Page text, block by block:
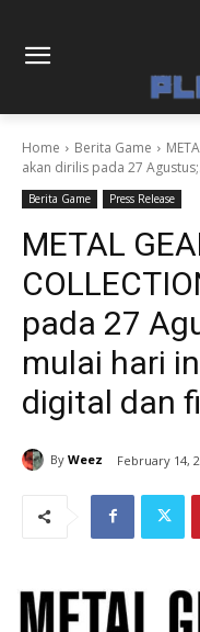
Home Berita Game
akan dirilis pada 27
Berita Game Press Release
METAL
pada 27
mulai hari
digital dan
By Weez February 14,